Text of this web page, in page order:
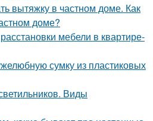
вытяжку в частном доме. Как
доме?
мебели в квартире-
сумку из пластиковых
Виды